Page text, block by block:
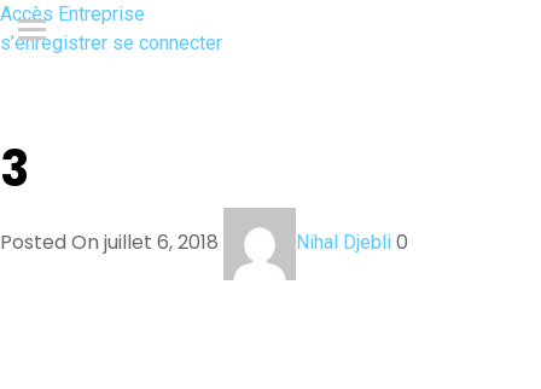
Accès Entreprise
s’enregistrer se connecter
3
Posted On juillet 6, 2018 Nihal Djebli 0